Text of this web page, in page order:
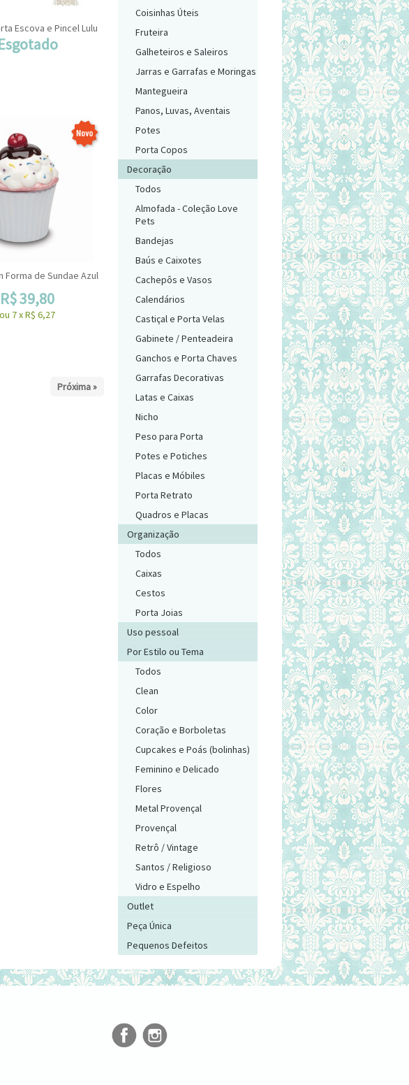
Coisinhas Úteis
Fruteira
Galheteiros e Saleiros
Jarras e Garrafas e Moringas
Mantegueira
Panos, Luvas, Aventais
Potes
Porta Copos
Decoração
Todos
Almofada - Coleção Love
Pets
Bandejas
Baús e Caixotes
Cachepôs e Vasos
Calendários
Castiçal e Porta Velas
Gabinete / Penteadeira
Ganchos e Porta Chaves
Garrafas Decorativas
Latas e Caixas
Nicho
Peso para Porta
Potes e Potiches
Placas e Móbiles
Porta Retrato
Quadros e Placas
Organização
Todos
Caixas
Cestos
Porta Joias
Uso pessoal
Por Estilo ou Tema
Todos
Clean
Color
Coração e Borboletas
Cupcakes e Poás (bolinhas)
Feminino e Delicado
Flores
Metal Provençal
Provençal
Retrô / Vintage
Santos / Religioso
Vidro e Espelho
Outlet
Peça Única
Pequenos Defeitos
Escova e Pincel Lulu
Forma de Sundae Azul
R$39,80
ou 7xR$ 6,27
Próxima »